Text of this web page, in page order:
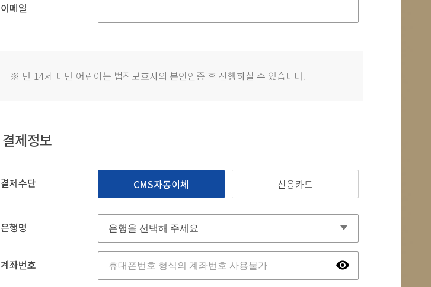
이메일
※ 만 14세 미만 어린이는 법적보호자의 본인인증 후 진행하실 수 있습니다.
결제정보
결제수단 CMS자동이체 신용카드
은행명
계좌번호